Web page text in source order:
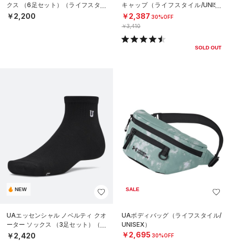
クス （6足セット）（ライフスタイ
ル/KIDS）
￥2,200
キャップ（ライフスタイル/UNISE
X）
￥2,387 30%OFF
￥3,410
SOLD OUT
NEW
UAエッセンシャル ノベルティ クオ
ーター ソックス （3足セット）（ラ
イフスタイル/UNISEX）
￥2,420
SALE
UAボディバッグ（ライフスタイル/
UNISEX）
￥2,695 30%OFF